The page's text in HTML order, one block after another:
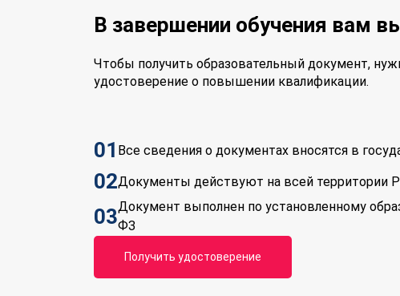
В завершении обучения вам
Чтобы получить образовательный документ,
удостоверение о повышении квалификации.
01 Все сведения о документах вносятся в
02Документы действуют на всей территории
03Документ выполнен по установленному
ФЗ
Получить удостоверение